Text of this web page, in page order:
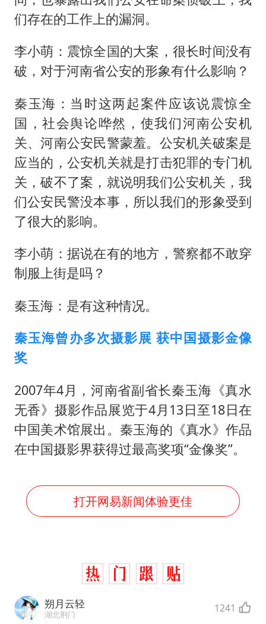
们存在的工作上的漏洞。
李小萌：震惊全国的大案，很长时间没有
破，对于河南省公安的形象有什么影响？
秦玉海：当时这两起案件应该说震惊全
国，社会舆论哗然，使我们河南公安机
关、河南公安民警蒙羞。公安机关破案是
应当的，公安机关就是打击犯罪的专门机
关，破不了案，就说明我们公安机关，我
们公安民警没本事，所以我们的形象受到
了很大的影响。
李小萌：据说在有的地方，警察都不敢穿
制服上街是吗？
秦玉海：是有这种情况。
秦玉海曾办多次摄影展 获中国摄影金像
奖
2007年4月，河南省副省长秦玉海《真水
无香》摄影作品展览于4月13日至18日在
中国美术馆展出。秦玉海的《真水》作品
在中国摄影界获得过最高奖项“金像奖”。
打开网易新闻体验更佳
朔月云轻
湖北荆门 1241